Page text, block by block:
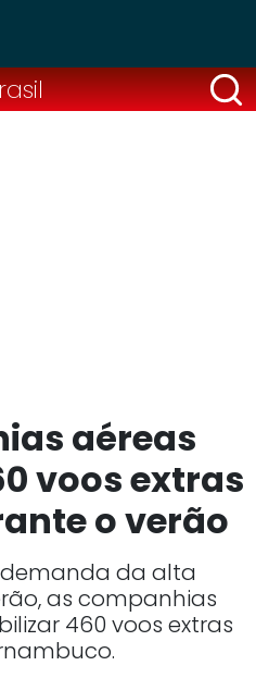
aéreas
voos extras
o verão
da alta
as companhias
460 voos extras